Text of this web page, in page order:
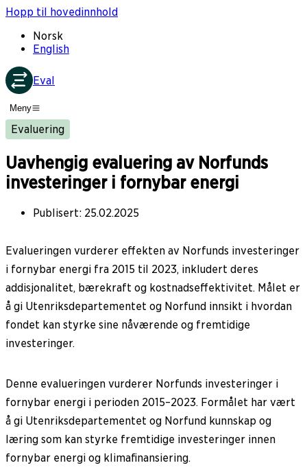
Hopp til hovedinnhold
Norsk
English
Eval
Meny
Evaluering
Uavhengig evaluering av Norfunds
investeringer i fornybar energi
Publisert: 25.02.2025
Evalueringen vurderer effekten av Norfunds investeringer
i fornybar energi fra 2015 til 2023, inkludert deres
addisjonalitet, bærekraft og kostnadseffektivitet. Målet er
å gi Utenriksdepartementet og Norfund innsikt i hvordan
fondet kan styrke sine nåværende og fremtidige
investeringer.
Denne evalueringen vurderer Norfunds investeringer i
fornybar energi i perioden 2015–2023. Formålet har vært
å gi Utenriksdepartementet og Norfund kunnskap og
læring som kan styrke fremtidige investeringer innen
fornybar energi og klimafinansiering.